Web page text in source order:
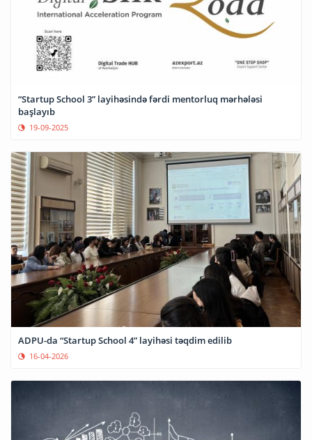
“Startup School 3” layihəsində fərdi mentorluq mərhələsi
başlayıb
19-09-2025
ADPU-da “Startup School 4” layihəsi təqdim edilib
16-04-2026